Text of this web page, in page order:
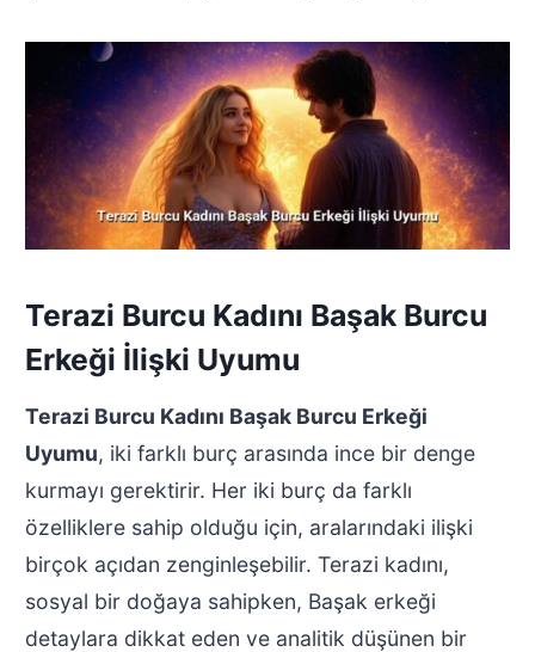
Terazi Burcu Kadını Başak Burcu
Erkeği İlişki Uyumu
Terazi Burcu Kadını Başak Burcu Erkeği
Uyumu, iki farklı burç arasında ince bir denge
kurmayı gerektirir. Her iki burç da farklı
özelliklere sahip olduğu için, aralarındaki ilişki
birçok açıdan zenginleşebilir. Terazi kadını,
sosyal bir doğaya sahipken, Başak erkeği
detaylara dikkat eden ve analitik düşünen bir